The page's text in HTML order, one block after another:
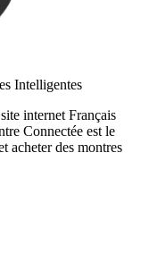
Intelligentes
internet Français
Connectée est le
acheter des montres